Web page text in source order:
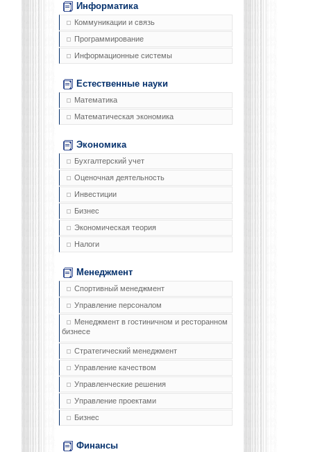
Информатика
Коммуникации и связь
Программирование
Информационные системы
Естественные науки
Математика
Математическая экономика
Экономика
Бухгалтерский учет
Оценочная деятельность
Инвестиции
Бизнес
Экономическая теория
Налоги
Менеджмент
Спортивный менеджмент
Управление персоналом
Менеджмент в гостиничном и ресторанном
бизнесе
Стратегический менеджмент
Управление качеством
Управленческие решения
Управление проектами
Бизнес
Финансы